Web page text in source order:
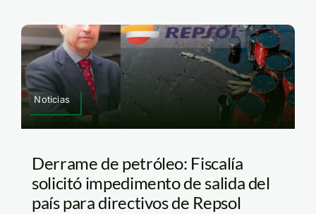
Noticias
Derrame de petróleo: Fiscalía
solicitó impedimento de salida del
país para directivos de Repsol